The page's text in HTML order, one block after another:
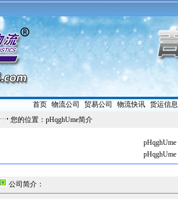
首页| 物流公司 贸易公司 物流快讯| 货运信息
您的位置：pHqghUme简介
pHqghUme
pHqghUme
公司简介：